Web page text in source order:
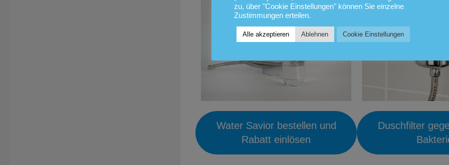
Water Savior bestellen und
Rabatt einlösen
Duschfilter
zu, über "Cookie Einstellungen" können Sie einzelne
Zustimmungen erteilen.
Alle akzeptieren Ablehnen Cookie Einstellungen